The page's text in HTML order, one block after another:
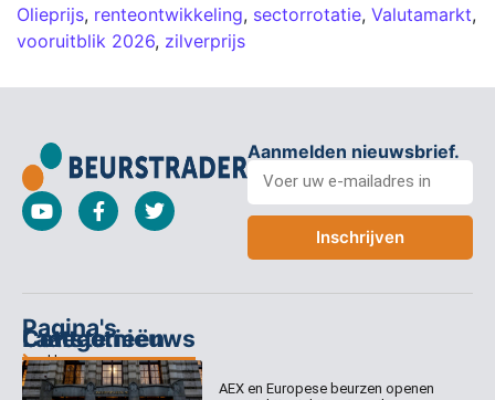
Olieprijs, renteontwikkeling, sectorrotatie, Valutamarkt,
vooruitblik 2026, zilverprijs
Aanmelden nieuwsbrief.
Inschrijven
Pagina's
Home
Abonnementen
Categorieën
Columns
Contact
Keizersgracht
520
Laatste nieuws
AEX en Europese beurzen openen